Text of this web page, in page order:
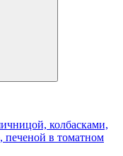
колбасками,
в томатном